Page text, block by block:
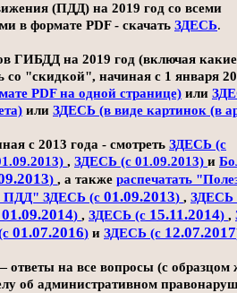
(ПДД) на 2019 год со всеми
в формате PDF - скачать ЗДЕСЬ.
ГИБДД на 2019 год (включая какие
"скидкой", начиная с 1 января
PDF на одной странице) или
или ЗДЕСЬ (в виде картинок (в
с 2013 года - смотреть ЗДЕСЬ (с
, ЗДЕСЬ (с 01.09.2013) и
) , а также распечатать
ПДД" ЗДЕСЬ (с 01.09.2013) , ЗДЕСЬ
01.09.2014) , ЗДЕСЬ (с 15.11.2014) ,
01.07.2016) и ЗДЕСЬ (с 12.07.2017
на все вопросы (с образцом
об административном